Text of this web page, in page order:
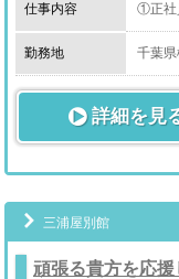
能力
⑤時給
高速代
⑥カメ
仕事内容
①正社
②マネ
トを行
③幹部
④役員
様を
勤務地 千葉
詳細を見
三浦屋別館
頑張る貴方を応援